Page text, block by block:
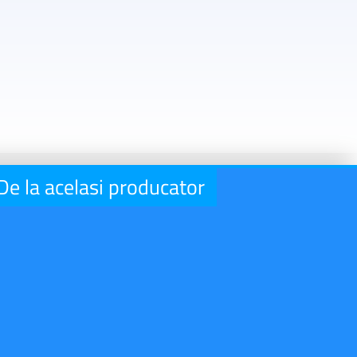
la acelasi producator